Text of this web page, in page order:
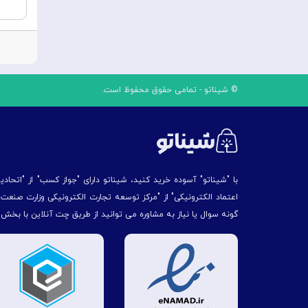
© شیناتو - تمامی حقوق محفوظ است.
با "شیناتو" آسوده خرید کنید، شیناتو دارای "جواز کسب" از
اعتماد الکترونیکی" از "مركز توسعه تجارت الكترونیكی وزارت
گونه سوال یا نیاز به مشاوره می توانید از طریق چت آنلاین با